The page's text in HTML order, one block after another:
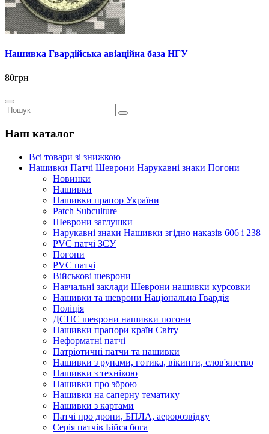
Нашивка Гвардійська авіаційна база НГУ
80грн
Наш каталог
Всі товари зі знижкою
Нашивки Патчі Шеврони Нарукавні знаки Погони
Новинки
Нашивки
Нашивки прапор України
Рatch Subculture
Шеврони заглушки
Нарукавні знаки Нашивки згідно наказів 606 і 238
PVC патчі ЗСУ
Погони
PVC патчі
Військові шеврони
Навчальні заклади Шеврони нашивки курсовки
Нашивки та шеврони Національна Гвардія
Поліція
ДСНС шеврони нашивки погони
Нашивки прапори країн Світу
Неформатні патчі
Патріотичні патчи та нашивки
Нашивки з рунами, готика, вікинги, слов'янство
Нашивки з технікою
Нашивки про зброю
Нашивки на саперну тематику
Нашивки з картами
Патчі про дрони, БПЛА, аеророзвідку
Серія патчів Бійся бога